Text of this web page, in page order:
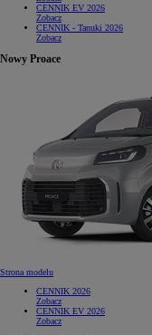
CENNIK EV 2026
Zobacz
CENNIK - Tanuki 2026
Zobacz
Nowy Proace
Strona modelu
CENNIK 2026
Zobacz
CENNIK EV 2026
Zobacz